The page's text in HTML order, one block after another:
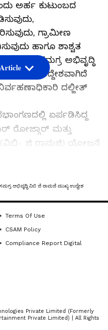
ಅರ್ಹ ಕುಟುಂಬದ
ಗ್ರಾಮೀಣ
ಹಾಗೂ ಶಾಶ್ವತ
ಸಮಗ್ರ ಅಭಿವೃದ್ಧಿ
ಉದ್ದೇಶವಾಗಿದೆ
ದಲ್ಜೀತ್
ಏರ್ಪಡಿಸಿದ್ದ
ರೋಜ್ಗಾರ್ ಮತ್ತು
ಜಿ ರಾಮಜಿ) ಯೋಜನೆ
ದಿನಗಳವರೆಗೆ ಅಕುಶಲ ಕೂಲಿ
ಗ್ರಾಮೀಣ
ಉದ್ಯೋಗ
2026-27ನೇ ಸಾಲಿಗೆ
ನಿಗದಿಪಡಿಸಲಾಗಿದೆ
ಅಭಿವೃದ್ಧಿ ವಿಬಿ ಜಿ ರಾಮಜಿ ಮುಖ್ಯ ಉದ್ದೇಶ
Terms Of Use
CSAM Policy
Compliance Report Digital
Private Limited (Formerly
Private Limited) | All Rights